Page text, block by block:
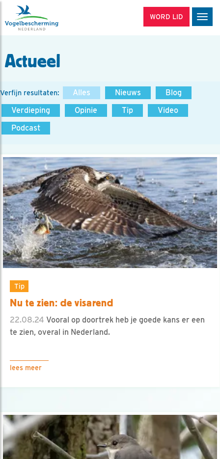
WORD LID
Actueel
Verfijn resultaten: Alles Nieuws
Blog
Verdieping
Opinie Tip
Video
Podcast
Tip
Nu te zien: de visarend
22.08.24 Vooral op doortrek heb je goede kans er een
te zien, overal in Nederland.
lees meer